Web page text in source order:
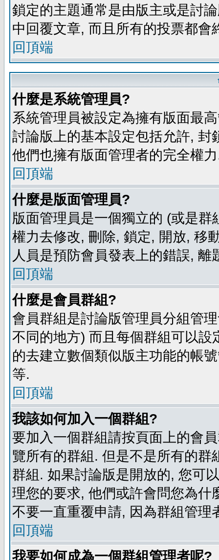
鎖定的主題通常是由版主或是討
中回覆文章, 而且所有的投票都
回頂端
什麼是系統管理員?
系統管理員被設定為擁有版面最
討論版上的基本設定包括允許,
他們也擁有版面管理者的完全權
回頂端
什麼是版面管理員?
版面管理員是一個獨立的 (或是
權力去修改, 刪除, 鎖定, 開放, 移
人員是預防會員發表上的錯誤, 離
回頂端
什麼是會員群組?
會員群組是討論版管理員分組管
不同的地方) 而且每個群組可以
的去建立數個類似版主功能的帳
等.
回頂端
我該如何加入一個群組?
要加入一個群組請按頁面上的會
覽所有的群組. 但是不是所有的
群組. 如果討論版是開放的, 您可
理您的要求, 他們或許會問您為
不要一直重覆申請, 因為群組管理
回頂端
我要如何成為一個群組管理者呢?